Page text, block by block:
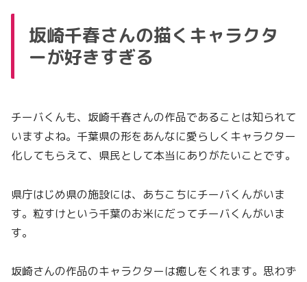
坂崎千春さんの描くキャラクタ
ーが好きすぎる
チーバくんも、坂崎千春さんの作品であることは知られて
いますよね。千葉県の形をあんなに愛らしくキャラクター
化してもらえて、県民として本当にありがたいことです。
県庁はじめ県の施設には、あちこちにチーバくんがいま
す。粒すけという千葉のお米にだってチーバくんがいま
す。
坂崎さんの作品のキャラクターは癒しをくれます。思わず